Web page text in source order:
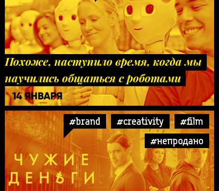
Похоже, наступило время, когда мы
научились общаться с роботами
14 ЯНВАРЯ
#brand #creativity
#film
#непродано